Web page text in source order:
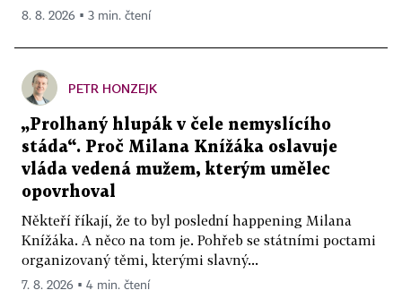
8. 8. 2026 ▪ 3 min. čtení
PETR HONZEJK
„Prolhaný hlupák v čele nemyslícího
stáda“. Proč Milana Knížáka oslavuje
vláda vedená mužem, kterým umělec
opovrhoval
Někteří říkají, že to byl poslední happening Milana
Knížáka. A něco na tom je. Pohřeb se státními poctami
organizovaný těmi, kterými slavný...
7. 8. 2026 ▪ 4 min. čtení